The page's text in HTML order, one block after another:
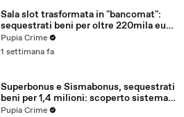
Sala slot trasformata in "bancomat":
sequestrati beni per oltre 220mila euro
a due coniugi (29.07.26)
Pupia Crime
1 settimana fa
Superbonus e Sismabonus, sequestrati
beni per 1,4 milioni: scoperto sistema
con false abitazioni (29.07.26)
Pupia Crime